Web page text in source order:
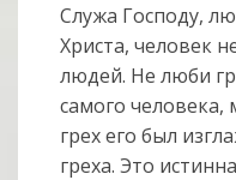
Служа Господу,
Христа, человек
людей. Не люби
самого человека,
грех его был
греха. Это